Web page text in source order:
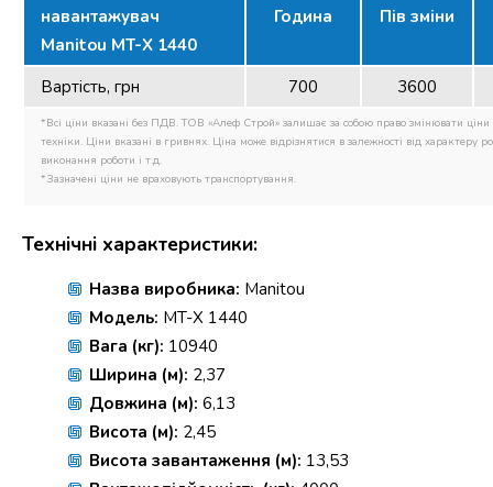
навантажувач
Manitou MT-X 1440
Година Пів зміни
Вартість, грн 700 3600
*Всі ціни вказані без ПДВ. ТОВ «Алеф Строй» залишає за собою право змінювати ціни
техніки. Ціни вказані в гривнях. Ціна може відрізнятися в залежності від характеру
виконання роботи і т.д.
*Зазначені ціни не враховують транспортування.
Технічні характеристики:
Назва виробника: Manitou
Модель: MT-X 1440
Вага (кг): 10940
Ширина (м): 2,37
Довжина (м): 6,13
Висота (м): 2,45
Висота завантаження (м): 13,53